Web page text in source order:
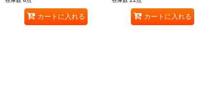
カートに入れる カートに入れる